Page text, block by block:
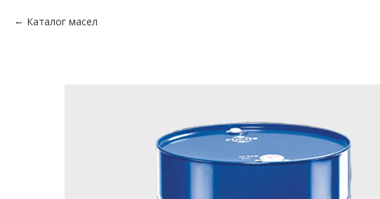
Каталог масел